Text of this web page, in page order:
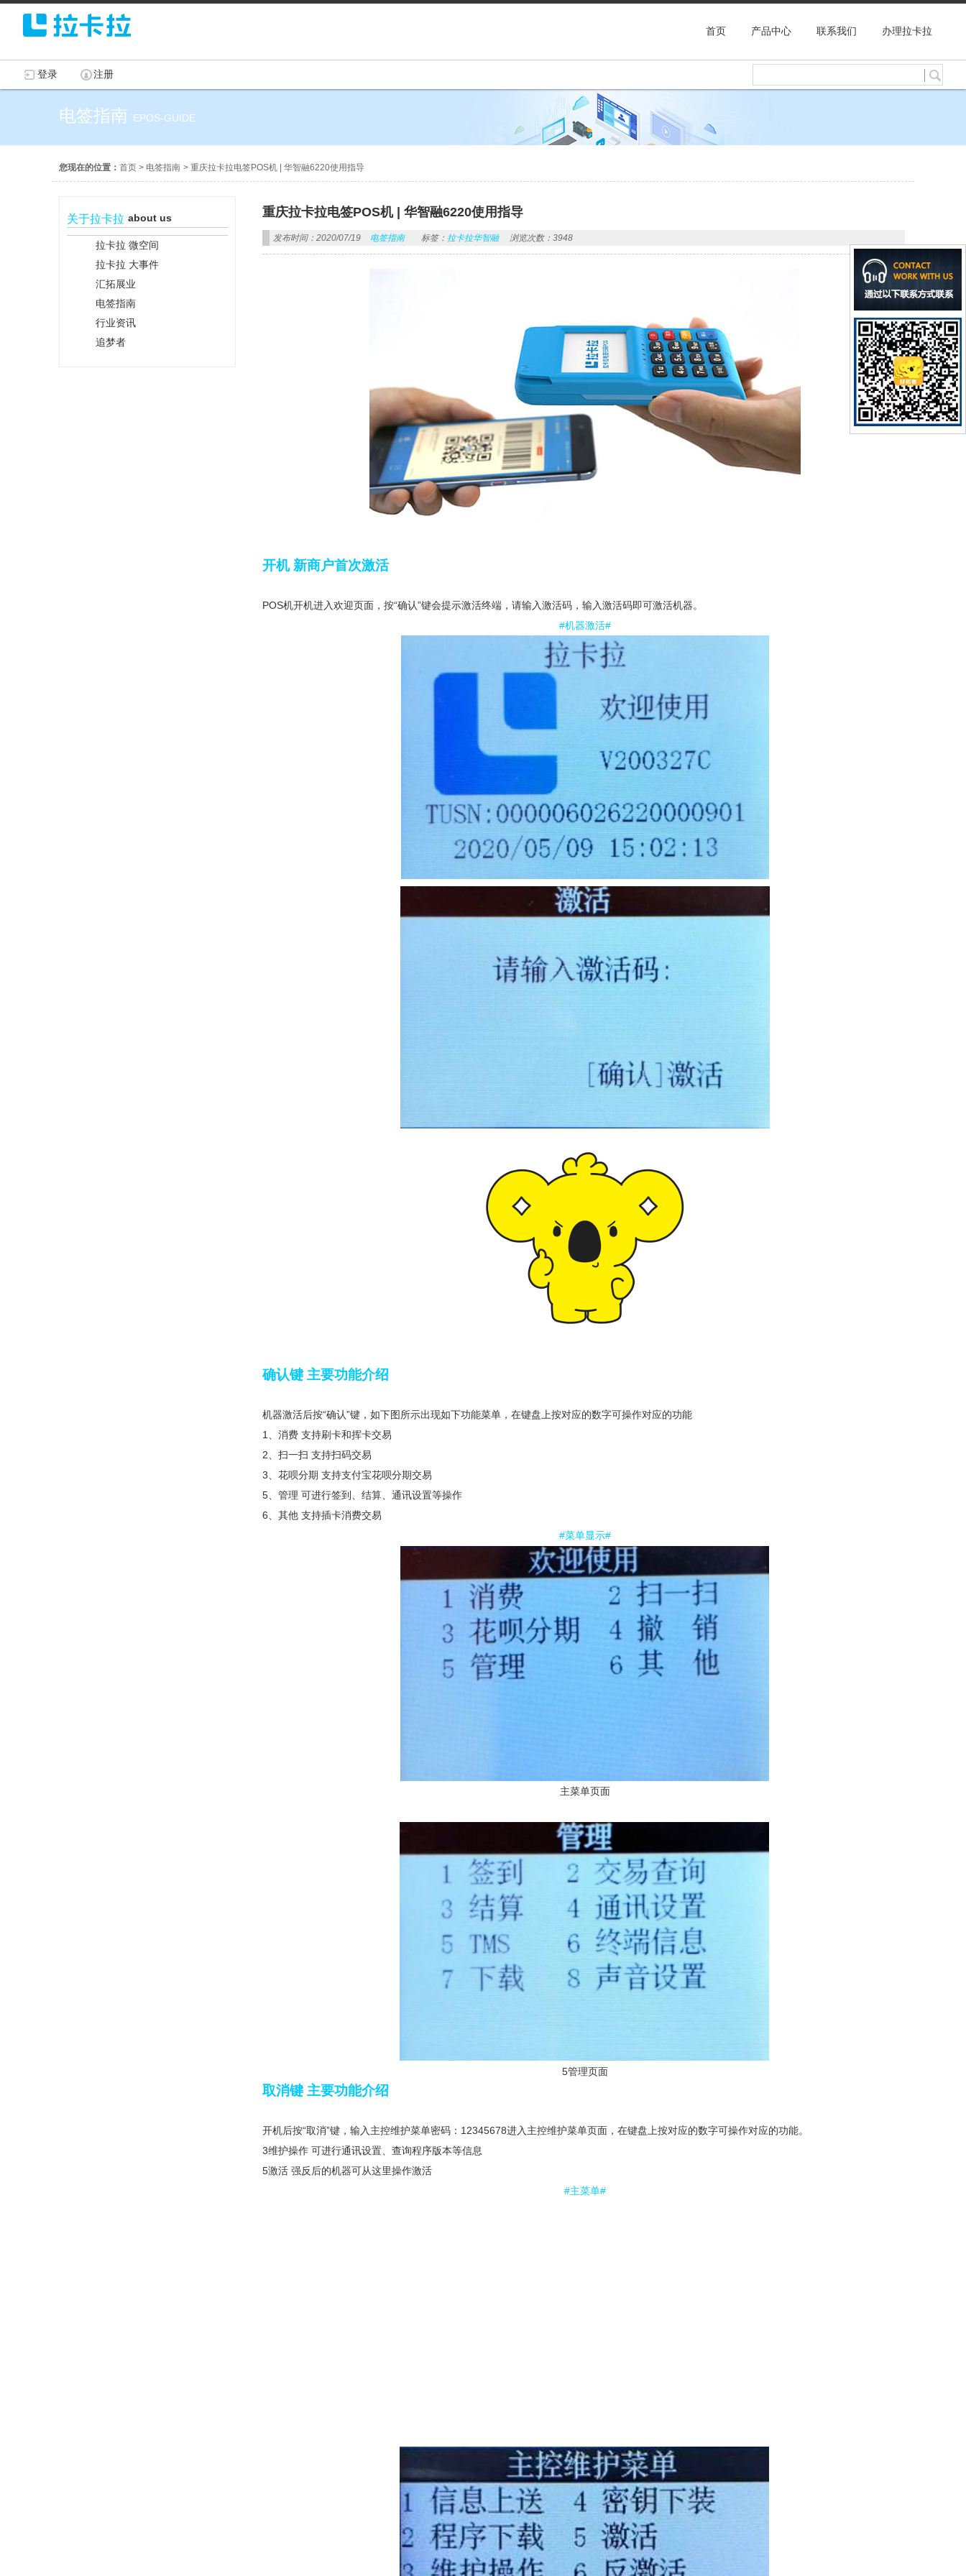
首页 产品中心 联系我们 办理拉卡拉
登录 注册
电签指南 EPOS-GUIDE
您现在的位置： 首页 > 电签指南 > 重庆拉卡拉电签POS机 | 华智融6220使用指导
关于拉卡拉 about us
拉卡拉 微空间
拉卡拉 大事件
汇拓展业
电签指南
行业资讯
追梦者
重庆拉卡拉电签POS机 | 华智融6220使用指导
发布时间：2020/07/19 电签指南 标签： 拉卡拉华智融 浏览次数：3948
开机 新商户首次激活
POS机开机进入欢迎页面，按“确认”键会提示激活终端，请输入激活码，输入激活码即可激活机器。
#机器激活#
确认键 主要功能介绍
机器激活后按“确认”键，如下图所示出现如下功能菜单，在键盘上按对应的数字可操作对应的功能
1、消费 支持刷卡和挥卡交易
2、扫一扫 支持扫码交易
3、花呗分期 支持支付宝花呗分期交易
5、管理 可进行签到、结算、通讯设置等操作
6、其他 支持插卡消费交易
#菜单显示#
主菜单页面
5管理页面
取消键 主要功能介绍
开机后按“取消”键，输入主控维护菜单密码：12345678进入主控维护菜单页面，在键盘上按对应的数字可操作对应的功能。
3维护操作 可进行通讯设置、查询程序版本等信息
5激活 强反后的机器可从这里操作激活
#主菜单#